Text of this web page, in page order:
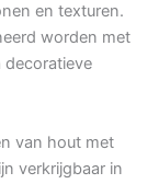
en texturen.
worden met
decoratieve
van hout met
verkrijgbaar in